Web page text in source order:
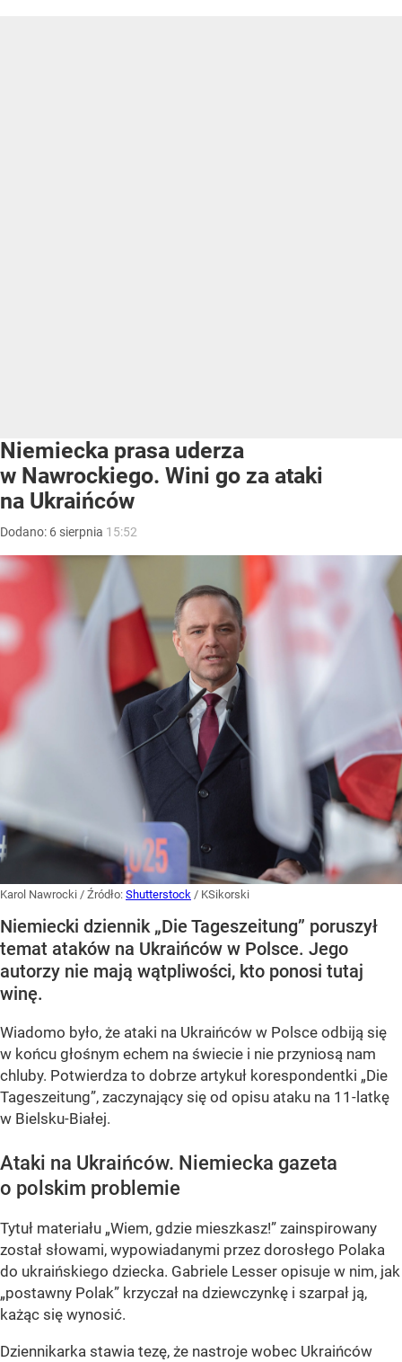
Niemiecka prasa uderza
w Nawrockiego. Wini go za ataki
na Ukraińców
Dodano: 6 sierpnia 15:52
Karol Nawrocki / Źródło: Shutterstock / KSikorski
Niemiecki dziennik „Die Tageszeitung” poruszył
temat ataków na Ukraińców w Polsce. Jego
autorzy nie mają wątpliwości, kto ponosi tutaj
winę.
Wiadomo było, że ataki na Ukraińców w Polsce odbiją się
w końcu głośnym echem na świecie i nie przyniosą nam
chluby. Potwierdza to dobrze artykuł korespondentki „Die
Tageszeitung”, zaczynający się od opisu ataku na 11-latkę
w Bielsku-Białej.
Ataki na Ukraińców. Niemiecka gazeta
o polskim problemie
Tytuł materiału „Wiem, gdzie mieszkasz!” zainspirowany
został słowami, wypowiadanymi przez dorosłego Polaka
do ukraińskiego dziecka. Gabriele Lesser opisuje w nim, jak
„postawny Polak” krzyczał na dziewczynkę i szarpał ją,
każąc się wynosić.
Dziennikarka stawia tezę, że nastroje wobec Ukraińców